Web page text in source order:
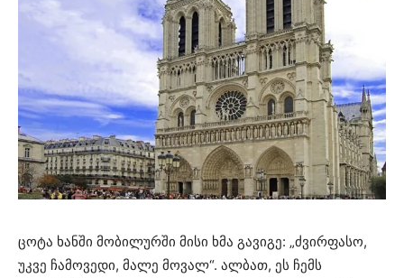
ცოტა ხანში მობილურში მისი ხმა გავიგე: „ძვირფასო,
უკვე ჩამოვედი, მალე მოვალ“. ალბათ, ეს ჩემს